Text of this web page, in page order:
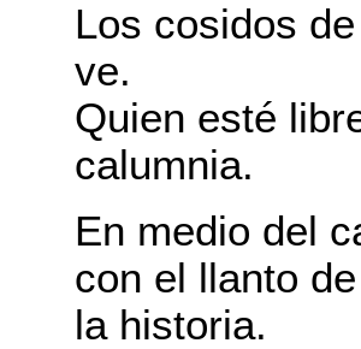
Los cosidos
ve.
Quien esté
calumnia.
En medio del
con el llanto
la historia.